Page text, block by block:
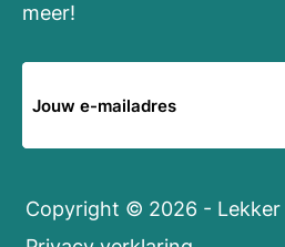
meer!
mailadres
Copyright © 2026 - Lekker